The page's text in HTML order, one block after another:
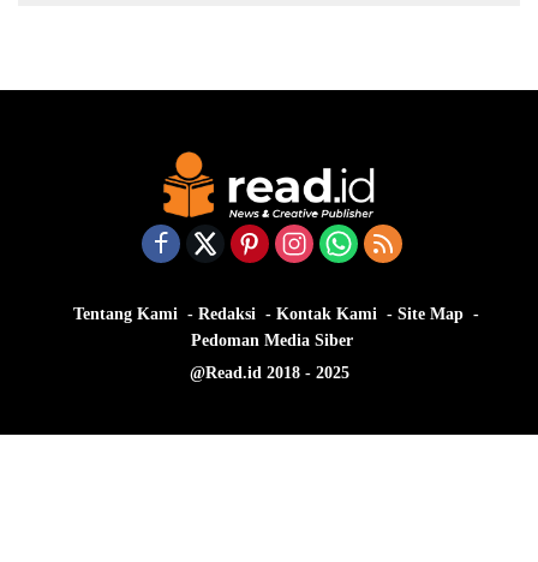
Tentang Kami Redaksi Kontak Kami
Site Map
Pedoman Media Siber
@Read.id 2018 - 2025